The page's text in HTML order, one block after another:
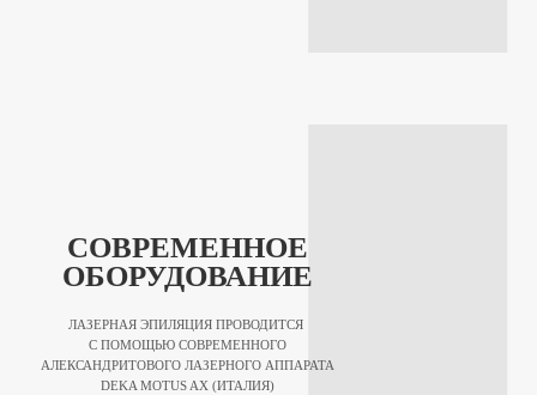
СОВРЕМЕННОЕ
ОБОРУДОВАНИЕ
ЛАЗЕРНАЯ ЭПИЛЯЦИЯ ПРОВОДИТСЯ
С ПОМОЩЬЮ СОВРЕМЕННОГО
АЛЕКСАНДРИТОВОГО ЛАЗЕРНОГО АППАРАТА
DEKA MOTUS AX (ИТАЛИЯ)